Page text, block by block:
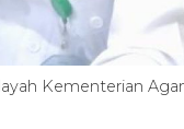
Kementerian